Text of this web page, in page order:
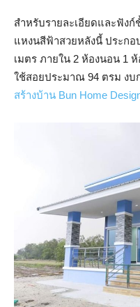
สำหรับรายละเอียดและฟัง
แหงนสีฟ้าสวยหลังนี้ ประกอ
เมตร ภายใน 2 ห้องนอน 1
ใช้สอยประมาณ 94 ตรม งบ
สร้างบ้าน Bun Home